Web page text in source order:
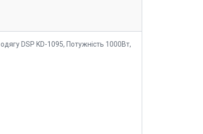
DSP KD-1095, Потужність 1000Вт,